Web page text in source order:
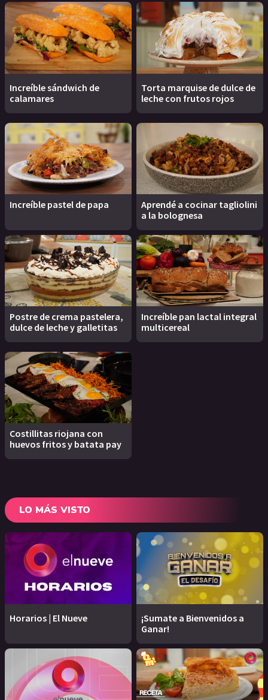
Increíble sándwich de
calamares
Torta marquise de dulce de
leche con frutos rojos
Increíble pastel de papa
Aprendé a cocinar tagliolini
a la bolognesa
Postre de crema pastelera,
dulce de leche y galletitas
Increíble pan lactal integral
multicereal
Costillitas riojana con
huevos fritos y batata pay
LO MÁS VISTO
Horarios | El Nueve
¡Sumate a Bienvenidos a
Ganar!